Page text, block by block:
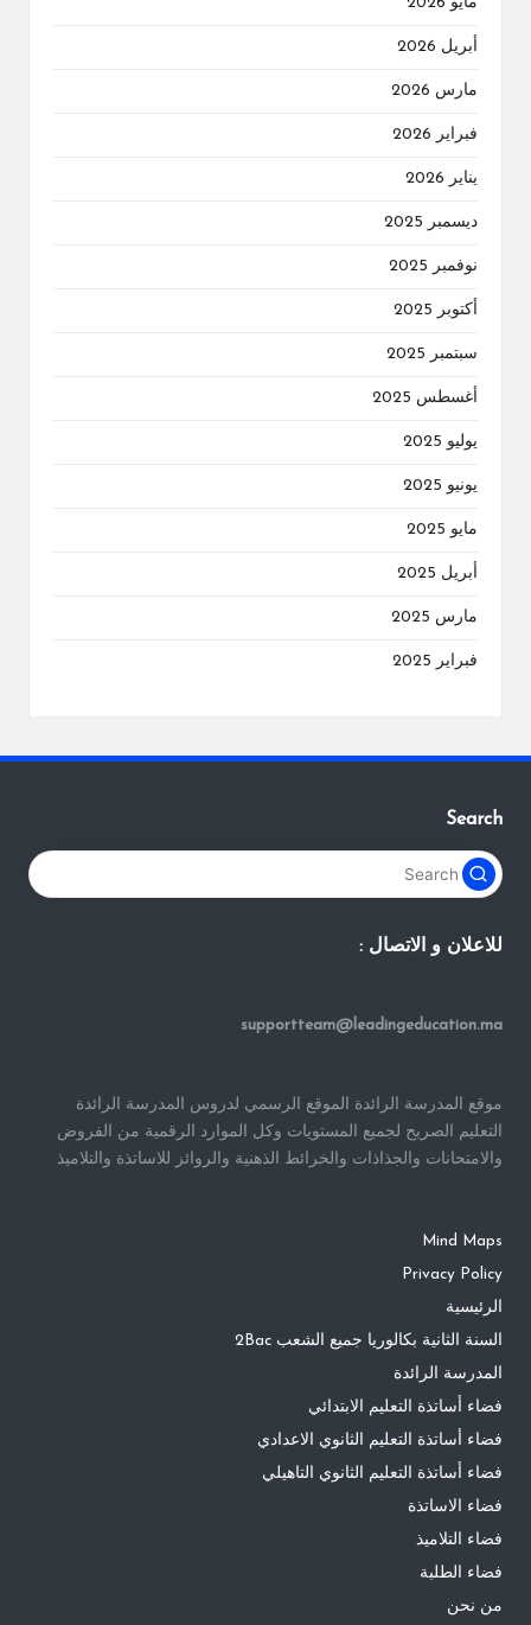
أبريل 2026
مارس 2026
فبراير 2026
يناير 2026
ديسمبر 2025
نوفمبر 2025
أكتوبر 2025
سبتمبر 2025
أغسطس 2025
يوليو 2025
يونيو 2025
مايو 2025
أبريل 2025
مارس 2025
فبراير 2025
Search
للاعلان و الاتصال :
supportteam@leadingeducation.ma
موقع المدرسة الرائدة الموقع الرسمي لدروس المدرسة الرائدة
التعليم الصريح لجميع المستويات وكل الموارد الرقمية من الفروض
والامتحانات والجذاذات والخرائط الذهنية والروائز للاساتذة والتلاميذ
Mind Maps
Privacy Policy
الرئيسية
السنة الثانية بكالوريا جميع الشعب 2Bac
المدرسة الرائدة
فضاء أساتذة التعليم الابتدائي
فضاء أساتذة التعليم الثانوي الاعدادي
فضاء أساتذة التعليم الثانوي التاهيلي
فضاء الاساتذة
فضاء التلاميذ
فضاء الطلبة
من نحن